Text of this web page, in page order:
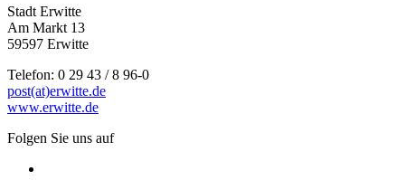
Stadt Erwitte
Am Markt 13
59597 Erwitte
Telefon: 0 29 43 / 8 96-0
post(at)erwitte.de
www.erwitte.de
Folgen Sie uns auf